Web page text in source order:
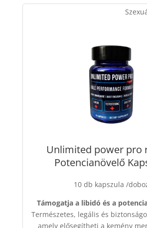
Unlimited power pro
Potencianövelő
10 db kapszula /
Támogatja a libidó és a
Természetes, legális és
amely elősegítheti a kemény